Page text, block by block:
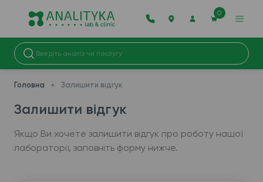
0
Головна Залишити відгук
Залишити відгук
Якщо Ви хочете залишити відгук про роботу нашої
лабораторії, заповніть форму нижче.